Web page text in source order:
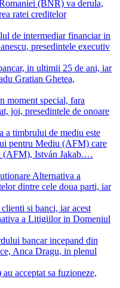
(BNR) va derula,
ratei creditelor
de intermediar financiar in
presedintele executiv
in ultimii 25 de ani, iar
Gratian Ghetea,
moment special, fara
joi, presedintele de onoare
a timbrului de mediu este
pentru Mediu (AFM) care
(AFM), István Jakab.…
Alternativa a
dintre cele doua parti, iar
si banci, iar acest
a Litigiilor in Domeniul
bancar incepand din
Anca Dragu, in plenul
acceptat sa fuzioneze,